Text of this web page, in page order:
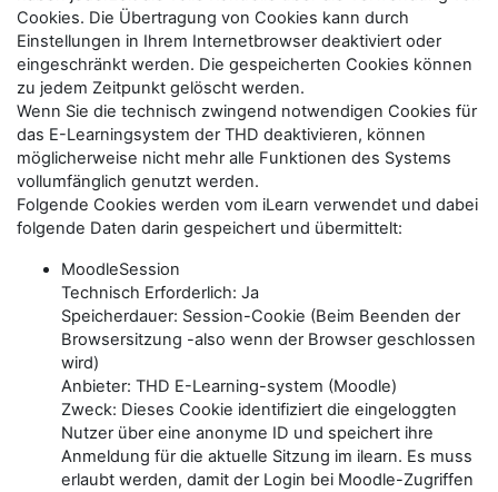
Cookies. Die Übertragung von Cookies kann durch
Einstellungen in Ihrem Internetbrowser deaktiviert oder
eingeschränkt werden. Die gespeicherten Cookies können
zu jedem Zeitpunkt gelöscht werden.
Wenn Sie die technisch zwingend notwendigen Cookies für
das E-Learningsystem der THD deaktivieren, können
möglicherweise nicht mehr alle Funktionen des Systems
vollumfänglich genutzt werden.
Folgende Cookies werden vom iLearn verwendet und dabei
folgende Daten darin gespeichert und übermittelt:
MoodleSession
Technisch Erforderlich: Ja
Speicherdauer: Session-Cookie (Beim Beenden der
Browsersitzung -also wenn der Browser geschlossen
wird)
Anbieter: THD E-Learning-system (Moodle)
Zweck: Dieses Cookie identifiziert die eingeloggten
Nutzer über eine anonyme ID und speichert ihre
Anmeldung für die aktuelle Sitzung im ilearn. Es muss
erlaubt werden, damit der Login bei Moodle-Zugriffen